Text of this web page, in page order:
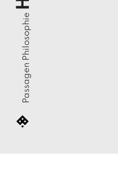
Passagen Philosophie